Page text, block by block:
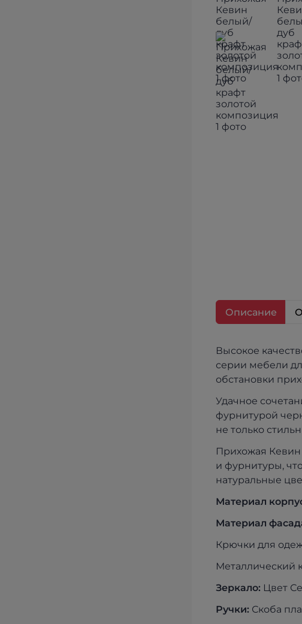
Описание
Высокое
серии мебели
обстановки
Удачное
фурнитурой
не только
Прихожая Кевин
и фурнитуры,
натуральные
Материал
Материал
Крючки для
Металлический
Зеркало: Цвет
Ручки: Скоба